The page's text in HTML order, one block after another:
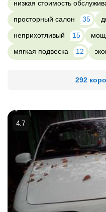
низкая стоимость
просторный салон
35
неприхотливый
15
мягкая подвеска
12
292
4.7